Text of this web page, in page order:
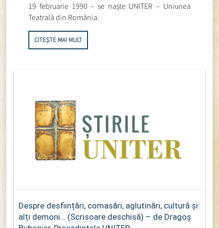
19 februarie 1990 – se naște UNITER – Uniunea
Teatrală din România.
CITEȘTE MAI MULT
Despre desființări, comasări, aglutinări, cultură și
alți demoni… (Scrisoare deschisă) – de Dragoș